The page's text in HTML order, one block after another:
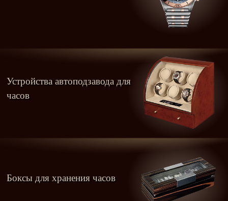
Устройства автоподзавода для
часов
Боксы для хранения часов